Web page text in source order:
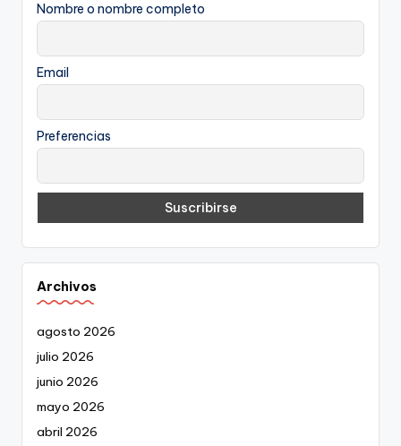
Nombre o nombre completo
Email
Preferencias
Archivos
agosto 2026
julio 2026
junio 2026
mayo 2026
abril 2026